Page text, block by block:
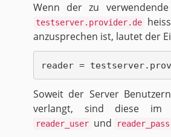
Wenn der zu
testserver.provider.de
an­zu­spre­chen ist, lau­tet der
So­weit der Ser­ver
ver­langt, sind diese im
reader_user und reader_pass